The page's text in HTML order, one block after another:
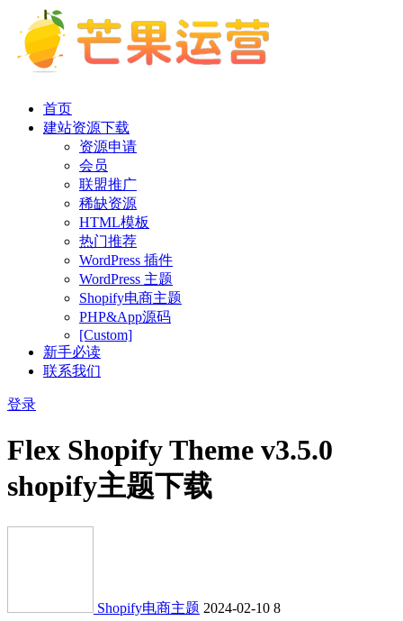
首页
建站资源下载
资源申请
会员
联盟推广
稀缺资源
HTML模板
热门推荐
WordPress 插件
WordPress 主题
Shopify电商主题
PHP&App源码
[Custom]
新手必读
联系我们
登录
Flex Shopify Theme v3.5.0
shopify主题下载
Shopify电商主题 2024-02-10 8